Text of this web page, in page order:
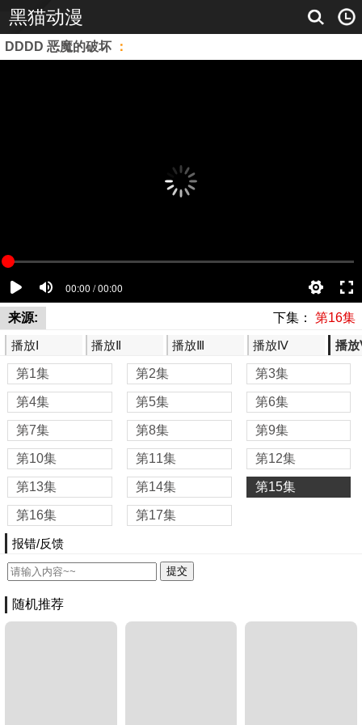
黑猫动漫
DDDD 恶魔的破坏 ：
来源: 下集：
第16集
播放Ⅰ
播放Ⅱ 播放Ⅲ 播放Ⅳ 播
第1集 第2集 第3集
第4集 第5集 第6集
第7集 第8集 第9集
第10集 第11集 第12集
第13集 第14集 第15集
第16集 第17集
报错/反馈
随机推荐